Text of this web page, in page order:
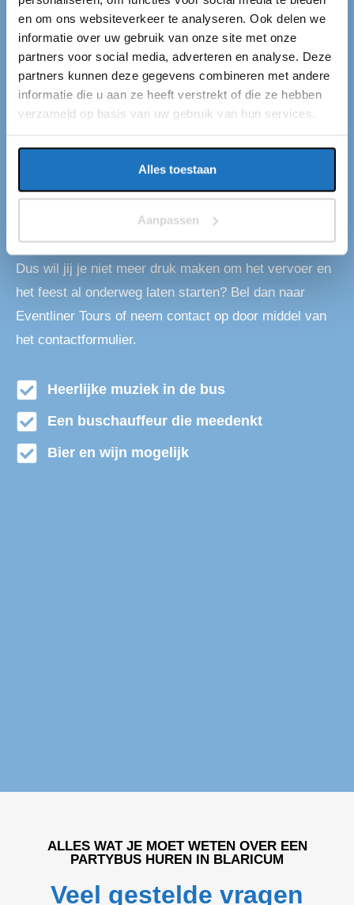
en om ons websiteverkeer te analyseren. Ook delen we
informatie over uw gebruik van onze site met onze
partners voor social media, adverteren en analyse. Deze
partners kunnen deze gegevens combineren met andere
informatie die u aan ze heeft verstrekt of die ze hebben
verzameld op basis van uw gebruik van hun services.
Alles toestaan
Aanpassen
Partybus huren in
Blaricum
Op zoek naar een partybus in Blaricum? Dan ben je bij
touringcarmaatschappij met een standplaats in
Blaricum. Elk jaar vervoeren wij ruim een miljoen
mensen met onze partybussen, onder andere van en
naar Blaricum. Wij kunnen met onze grote vloot aan
partybussen wel van 18 tot 1800 personen vervoeren.
Dus wil jij je niet meer druk maken om het vervoer en
het feest al onderweg laten starten? Bel dan naar
Eventliner Tours of neem contact op door middel van
het contactformulier.
Heerlijke muziek in de bus
Een buschauffeur die meedenkt
Bier en wijn mogelijk
ALLES WAT JE MOET WETEN OVER EEN
PARTYBUS HUREN IN BLARICUM
Veel gestelde vragen